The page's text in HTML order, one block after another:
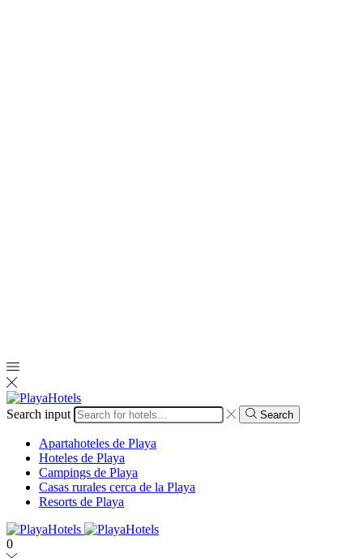
Search input Search
Apartahoteles de Playa
Hoteles de Playa
Campings de Playa
Casas rurales cerca de la Playa
Resorts de Playa
0